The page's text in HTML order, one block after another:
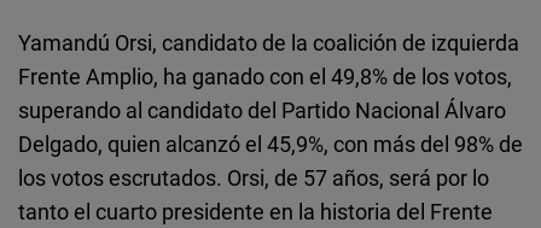
Yamandú Orsi, candidato de la coalición de izquierda
Frente Amplio, ha ganado con el 49,8% de los votos,
superando al candidato del Partido Nacional Álvaro
Delgado, quien alcanzó el 45,9%, con más del 98% de
los votos escrutados. Orsi, de 57 años, será por lo
tanto el cuarto presidente en la historia del Frente